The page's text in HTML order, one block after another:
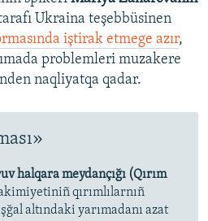
Ukraina teşebbüsinen
iştirak etmege azır,
problemleri muzakere
naqliyatqa qadar.
halqara meydançığı (Qırım
qırımlılarnıñ
altındaki yarımadanı azat